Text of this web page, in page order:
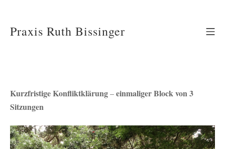
InhaltPraxis Ruth Bissinger
Kurzfristige Konfliktklärung–einmaliger Block von 3
Sitzungen